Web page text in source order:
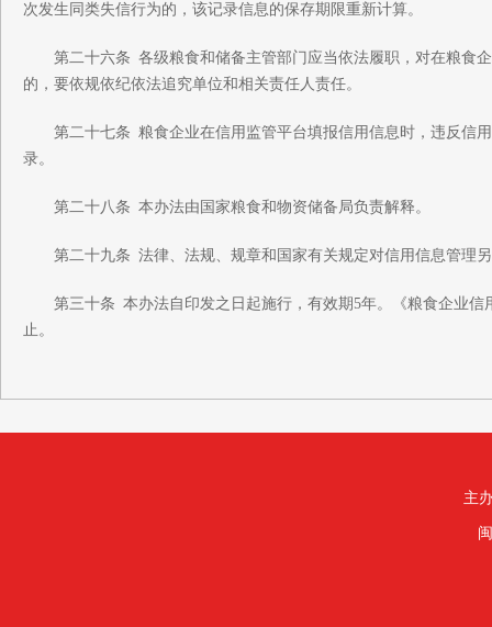
次发生同类失信行为的，该记录信息的保存期限重新计算。
第二十六条 各级粮食和储备主管部门应当依法履职，对在粮食企
的，要依规依纪依法追究单位和相关责任人责任。
第二十七条 粮食企业在信用监管平台填报信用信息时，违反信用
录。
第二十八条 本办法由国家粮食和物资储备局负责解释。
第二十九条 法律、法规、规章和国家有关规定对信用信息管理另
第三十条 本办法自印发之日起施行，有效期5年。《粮食企业信
止。
主